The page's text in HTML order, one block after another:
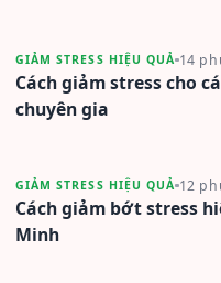
GIẢM STRESS HIỆU QUẢ 14
Cách giảm stress cho
chuyên gia
GIẢM STRESS HIỆU QUẢ 12
Cách giảm bớt stress
Minh